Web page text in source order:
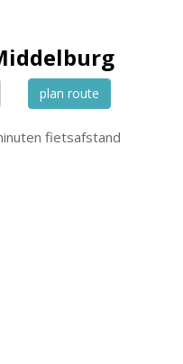
plan route
fietsafstand